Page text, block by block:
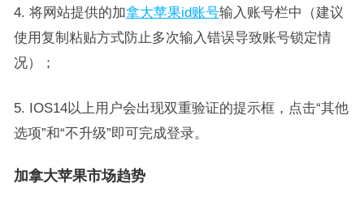
4. 将网站提供的加拿大苹果id账号输入账号栏中（建议
使用复制粘贴方式防止多次输入错误导致账号锁定情
况）；
5. IOS14以上用户会出现双重验证的提示框，点击“其他
选项”和“不升级”即可完成登录。
加拿大苹果市场趋势